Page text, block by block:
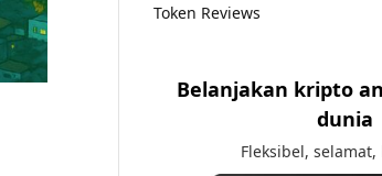
Token Reviews
Belanjakan kripto
dunia
Fleksibel, selamat,